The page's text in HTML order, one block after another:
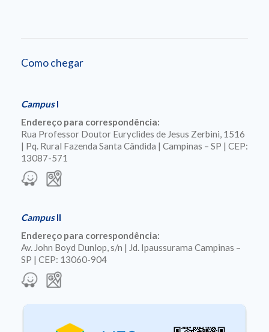
Como chegar
CampusI
Endereço para correspondência:
Rua Professor Doutor Euryclides de Jesus Zerbini, 1516
| Pq. Rural Fazenda Santa Cândida | Campinas – SP | CEP:
13087-571
CampusII
Endereço para correspondência:
Av. John Boyd Dunlop, s/n | Jd. Ipaussurama Campinas –
SP | CEP: 13060-904